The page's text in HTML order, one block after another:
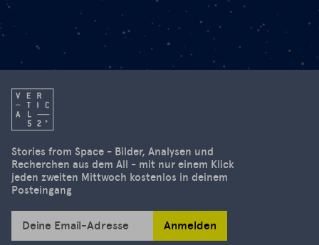
Stories from Space - Bilder, Analysen und
Recherchen aus dem All - mit nur einem Klick
jeden zweiten Mittwoch kostenlos in deinem
Posteingang
Deine Email-Adresse Anmelden